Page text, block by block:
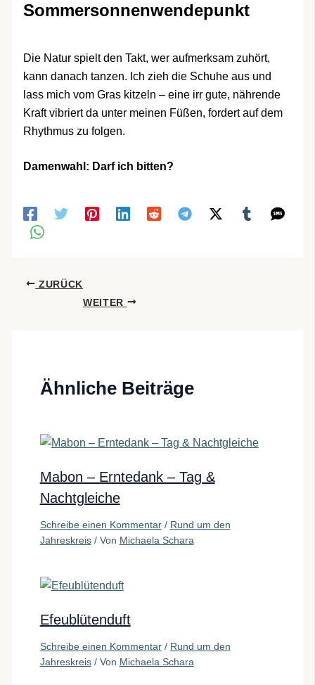
Sommersonnenwendepunkt
Die Natur spielt den Takt, wer aufmerksam zuhört,
kann danach tanzen. Ich zieh die Schuhe aus und
lass mich vom Gras kitzeln – eine irr gute, nährende
Kraft vibriert da unter meinen Füßen, fordert auf dem
Rhythmus zu folgen.
Damenwahl: Darf ich bitten?
ZURÜCK
WEITER
Ähnliche Beiträge
Mabon – Erntedank – Tag &
Nachtgleiche
Schreibe einen Kommentar / Rund um den
Jahreskreis/ Von Michaela Schara
Efeublütenduft
Schreibe einen Kommentar / Rund um den
Jahreskreis/ Von Michaela Schara